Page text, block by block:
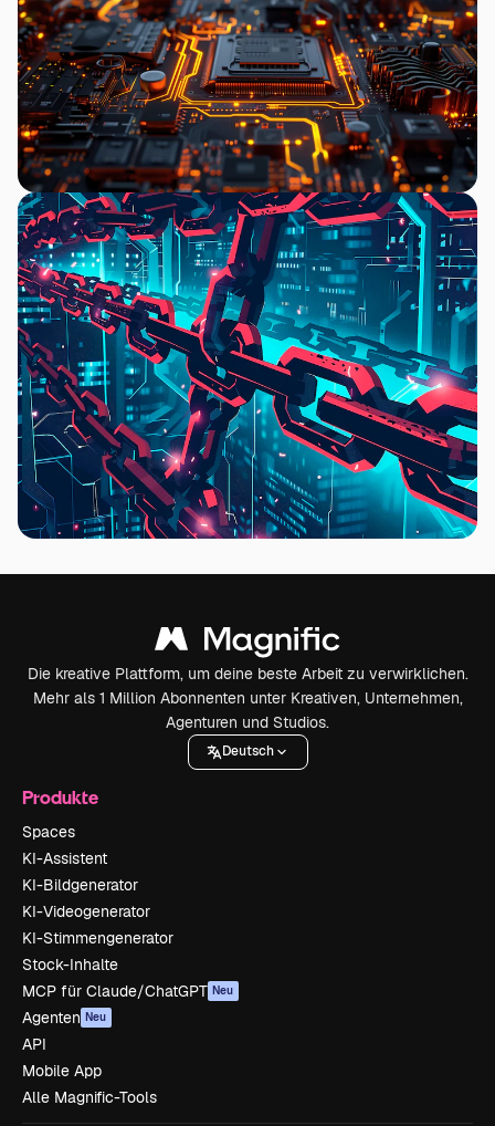
Die kreative Plattform, um deine beste Arbeit zu verwirklichen.
Mehr als 1 Million Abonnenten unter Kreativen, Unternehmen,
Agenturen und Studios.
Deutsch
Produkte
Spaces
KI-Assistent
KI-Bildgenerator
KI-Videogenerator
KI-Stimmengenerator
Stock-Inhalte
MCP für Claude/ChatGPT Neu
Agenten Neu
API
Mobile App
Alle Magnific-Tools